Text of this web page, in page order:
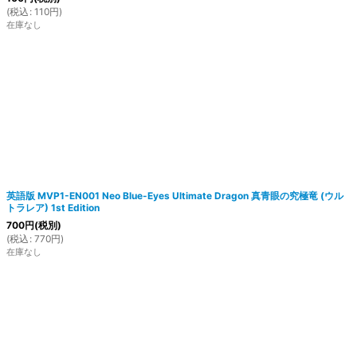
(税込 : 110円)
在庫なし
英語版 MVP1-EN001 Neo Blue-Eyes Ultimate Dragon 真青眼の究極竜 (ウル
トラレア) 1st Edition
700円(税別)
(税込 : 770円)
在庫なし